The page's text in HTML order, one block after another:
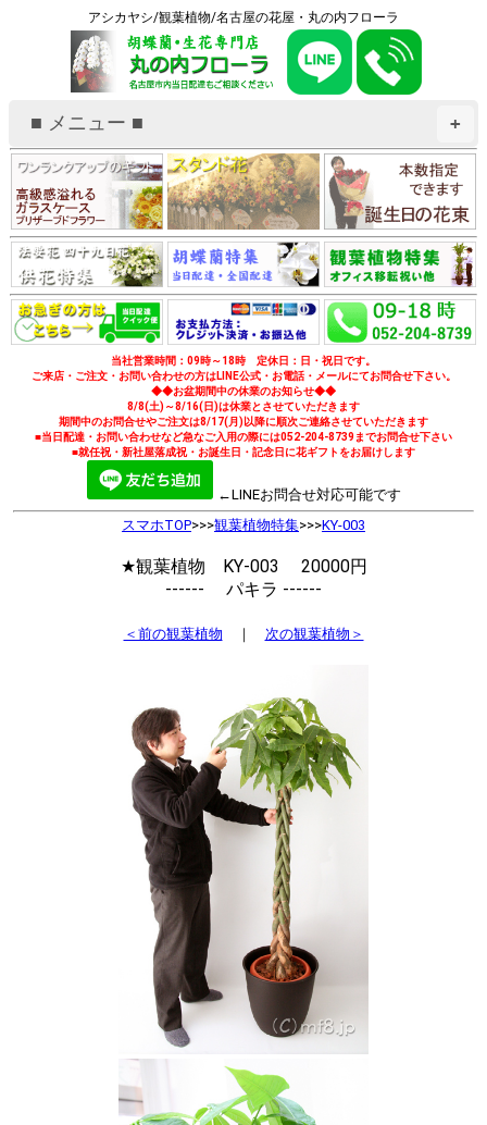
アシカヤシ/観葉植物/名古屋の花屋・丸の内フローラ
+
■ メニュー ■
当社営業時間：09時～18時 定休日：日・祝日です。
ご来店・ご注文・お問い合わせの方はLINE公式・お電話・メールにてお問合せ下さい。
◆◆お盆期間中の休業のお知らせ◆◆
8/8(土)～8/16(日)は休業とさせていただきます
期間中のお問合せやご注文は8/17(月)以降に順次ご連絡させていただきます
■当日配達・お問い合わせなど急なご入用の際には052-204-8739までお問合せ下さい
■就任祝・新社屋落成祝・お誕生日・記念日に花ギフトをお届けします
←LINEお問合せ対応可能です
スマホTOP>>>観葉植物特集>>>KY-003
★観葉植物 KY-003 20000円
------ パキラ ------
＜前の観葉植物 ｜ 次の観葉植物＞